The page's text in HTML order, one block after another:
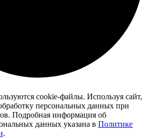
cookie-файлы. Используя сайт,
персональных данных при
Подробная информация об
данных указана в Политике
.